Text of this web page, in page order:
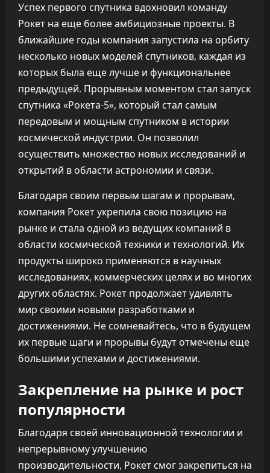
Успех первого спутника вдохновил команду
Рокет на еще более амбициозные проекты. В
ближайшие годы компания запустила на орбиту
несколько новых моделей спутников, каждая из
которых была еще лучше и функциональнее
предыдущей. Прорывным моментом стал запуск
спутника «Рокета-5», который стал самым
передовым и мощным спутником в истории
космической индустрии. Он позволил
осуществить множество новых исследований и
открытий в области астрономии и связи.
Благодаря своим первым шагам и прорывам,
компания Рокет укрепила свою позицию на
рынке и стала одной из ведущих компаний в
области космической техники и технологий. Их
продукты широко применяются в научных
исследованиях, коммерческих целях и во многих
других областях. Рокет продолжает удивлять
мир своими новыми разработками и
достижениями. Не сомневайтесь, что в будущем
их первые шаги и прорывы будут отмечены еще
большими успехами и достижениями.
Закрепление на рынке и рост
популярности
Благодаря своей инновационной технологии и
непрерывному улучшению
производительности, Рокет смог закрепиться на